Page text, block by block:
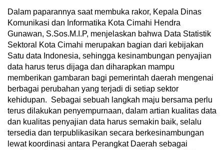
Dalam paparannya saat membuka rakor, Kepala Dinas
Komunikasi dan Informatika Kota Cimahi Hendra
Gunawan, S.Sos.M.I.P, menjelaskan bahwa Data Statistik
Sektoral Kota Cimahi merupakan bagian dari kebijakan
Satu data Indonesia, sehingga kesinambungan penyajian
data harus terus dijaga dan diharapkan mampu
memberikan gambaran bagi pemerintah daerah mengenai
berbagai perubahan yang terjadi di setiap sektor
kehidupan. Sebagai sebuah langkah maju bersama perlu
terus dilakukan penyempurnaan, dalam artian kualitas data
dan kualitas penyajian data harus semakin baik, selalu
tersedia dan terpublikasikan secara berkesinambungan
lewat koordinasi antara Perangkat Daerah sebagai